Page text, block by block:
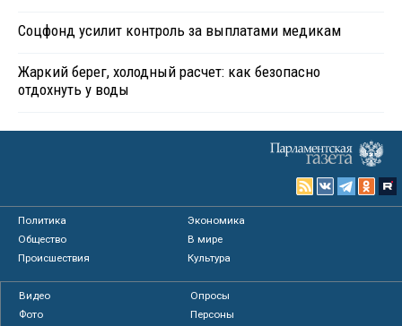
Соцфонд усилит контроль за выплатами медикам
Жаркий берег, холодный расчет: как безопасно
отдохнуть у воды
Политика
Экономика
Общество
В мире
Происшествия
Культура
Видео
Опросы
Фото
Персоны